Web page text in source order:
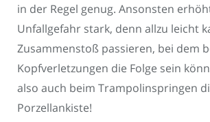
in der Regel genug. Ansonsten
Unfallgefahr stark, denn allzu leicht
Zusammenstoß passieren, bei dem
Kopfverletzungen die Folge sein
also auch beim Trampolinspringen
Porzellankiste!